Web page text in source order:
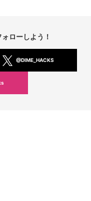
ローしよう！
@DIME_HACKS